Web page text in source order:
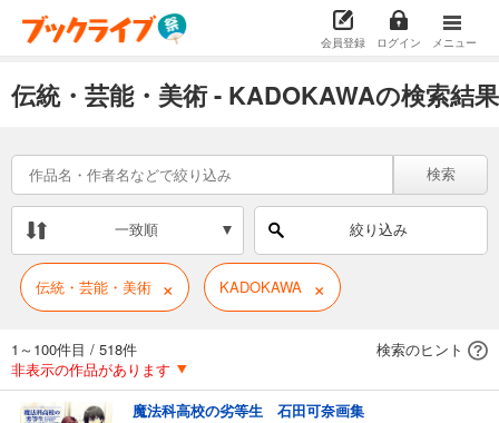
会員登録 ログイン メニュー
伝統・芸能・美術 - KADOKAWAの検索結果
検索
一致順 絞り込み
伝統・芸能・美術 × KADOKAWA ×
1～100件目 / 518件
検索のヒント
非表示の作品があります
魔法科高校の劣等生 石田可奈画集